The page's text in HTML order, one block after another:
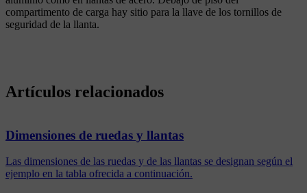
compartimento de carga hay sitio para la llave de los tornillos de
seguridad de la llanta.
Artículos relacionados
Dimensiones de ruedas y llantas
Las dimensiones de las ruedas y de las llantas se designan según el
ejemplo en la tabla ofrecida a continuación.